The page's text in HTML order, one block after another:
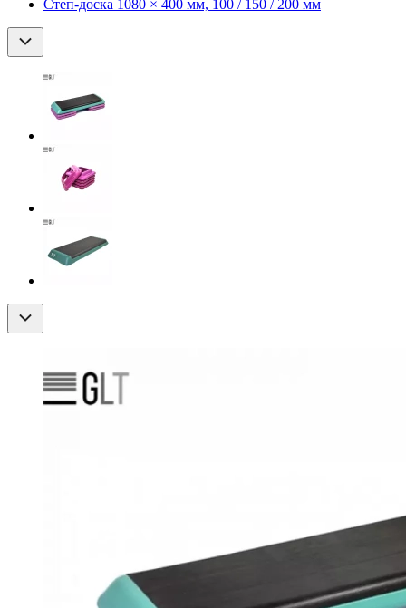
Степ-доска 1080 × 400 мм, 100 / 150 / 200 мм